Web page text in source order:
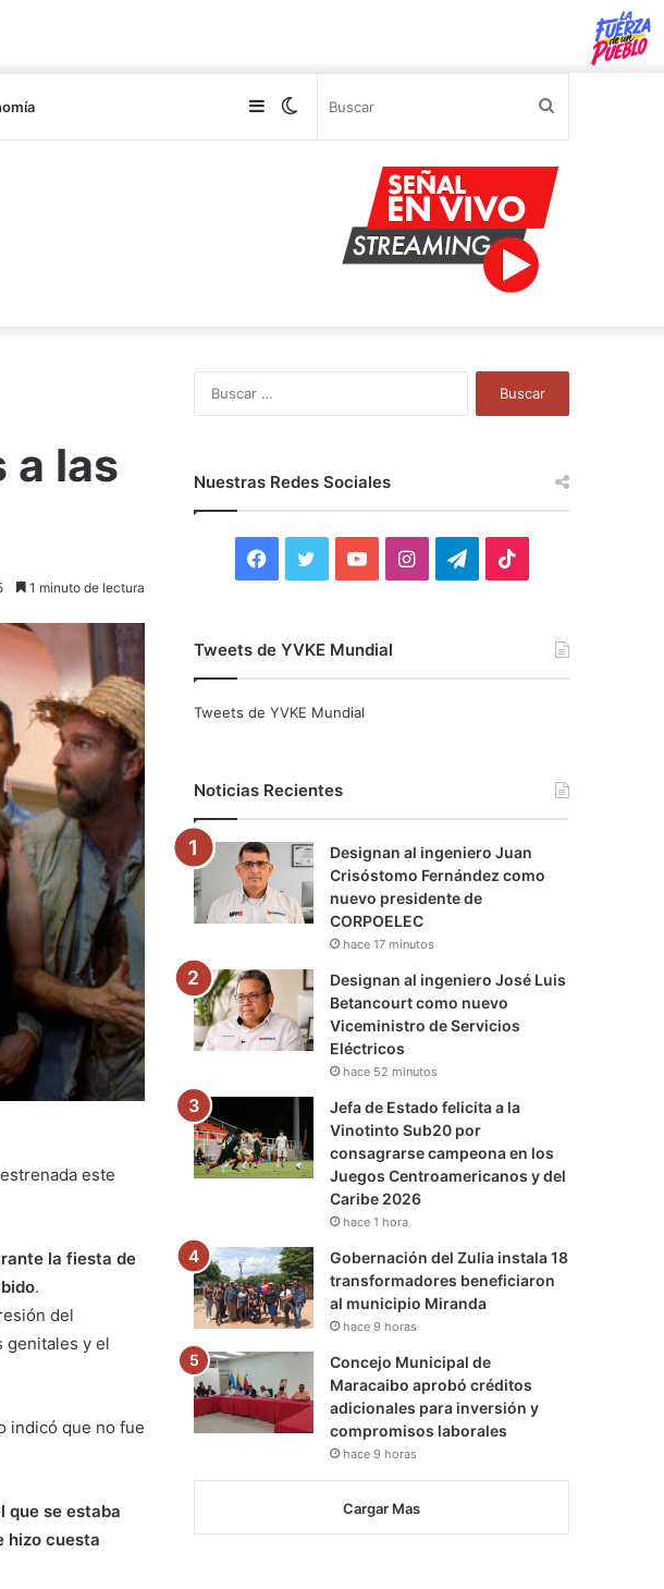
Switch
Sidebar
a las
1 minuto de lectura
este
la fiesta de
.
del
genitales y el
indicó que no fue
que se estaba
hizo cuesta
Nuestras Redes Sociales
F
c
o
k
i
r
Y
u
e
I
r
a
m
T
a
m
Tweets de YVKE Mundial
Tweets de YVKE Mundial
Noticias Recientes
Designan al ingeniero Juan
Crisóstomo Fernández como
nuevo presidente de
CORPOELEC
hace 17 minutos
Designan al ingeniero José Luis
Betancourt como nuevo
Viceministro de Servicios
Eléctricos
hace 52 minutos
Jefa de Estado felicita a la
Vinotinto Sub20 por
consagrarse campeona en los
Juegos Centroamericanos y del
Caribe 2026
hace 1 hora
Gobernación del Zulia instala 18
transformadores beneficiaron
al municipio Miranda
hace 9 horas
Concejo Municipal de
Maracaibo aprobó créditos
adicionales para inversión y
compromisos laborales
hace 9 horas
Cargar Mas